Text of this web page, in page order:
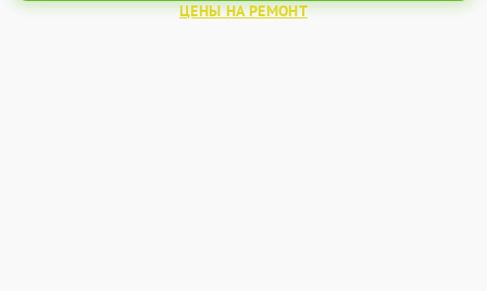
ЦЕНЫ НА РЕМОНТ